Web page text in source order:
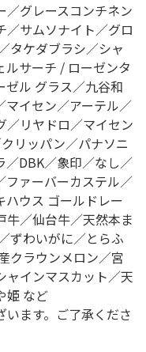
／グレースコンチネン
／サムソナイト／グロ
タケダブラシ／シャ
ルサーチ / ローゼンタ
ゼル グラス／九谷和
マイセン／アーテル／
／リヤドロ／マイセン
リッパン／パナソニ
／DBK／象印／なし／
ファーバーカステル／
ウス ゴールドレー
牛／仙台牛／天然本ま
ずわいがに／とらふ
クラウンメロン／宮
ャインマスカット／天
姫 など
ます。ご了承くださ